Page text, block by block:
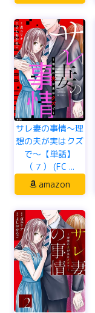
サレ妻の事情～理
想の夫が実はクズ
で～【単話】
（７） (FC ...
amazon